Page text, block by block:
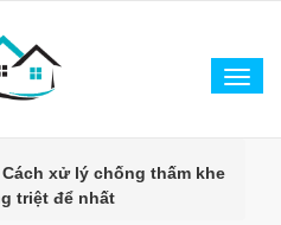
Cách xử lý chống thấm khe
triệt để nhất